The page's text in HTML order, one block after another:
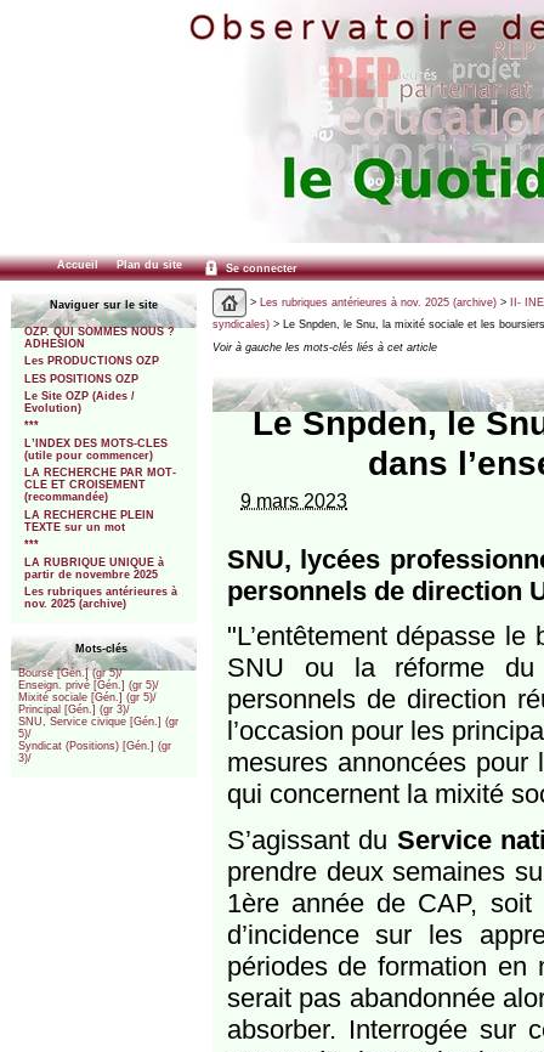
Accueil Plan du site Se connecter
Naviguer sur le site
OZP. QUI SOMMES NOUS ?
ADHESION
Les PRODUCTIONS OZP
LES POSITIONS OZP
Le Site OZP (Aides /
Evolution)
***
L’INDEX DES MOTS-CLES
(utile pour commencer)
LA RECHERCHE PAR MOT-
CLE ET CROISEMENT
(recommandée)
LA RECHERCHE PLEIN
TEXTE sur un mot
***
LA RUBRIQUE UNIQUE à
partir de novembre 2025
Les rubriques antérieures à
nov. 2025 (archive)
Mots-clés
Bourse [Gén.] (gr 5)/
Enseign. privé [Gén.] (gr 5)/
Mixité sociale [Gén.] (gr 5)/
Principal [Gén.] (gr 3)/
SNU, Service civique [Gén.] (gr
5)/
Syndicat (Positions) [Gén.] (gr
3)/
> Les rubriques antérieures à nov. 2025 (archive)>
II-
syndicales)> Le Snpden, le Snu, la mixité sociale et les
Voir à gauche les mots-clés liés à cet article
Le Snpden, le
dans
9 mars 2023
SNU, lycées
personnels de direction
"L’entêtement dépasse
SNU ou la réforme du
personnels de direction
l’occasion pour les
mesures annoncées
qui concernent la mixité
S’agissant du Service
prendre deux semaines
1ère année de CAP,
d’incidence sur les
périodes de formation en
serait pas abandonnée
absorber. Interrogée sur